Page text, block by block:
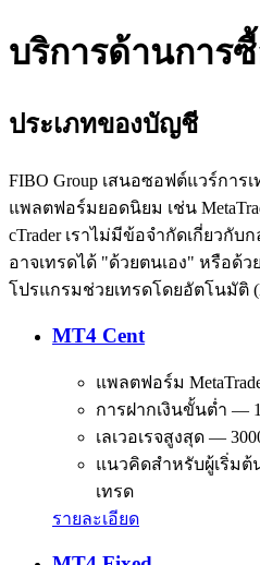
บริการด้านการ
ประเภทของบัญชี
FIBO Group เสนอซอฟต์แวร์การ
แพลตฟอร์มยอดนิยม เช่น
cTrader เราไม่มีข้อจำกัดเกี่ยวกั
อาจเทรดได้ "ด้วยตนเอง" หรือด้
โปรแกรมช่วยเทรดโดยอัตโนมัติ
MT4 Cent
แพลตฟอร์ม
การฝากเงินขั้นต่ำ — 1
เลเวอเรจสูงสุด —
แนวคิดสำหรับผู้เริ่ม
เทรด
รายละเอียด